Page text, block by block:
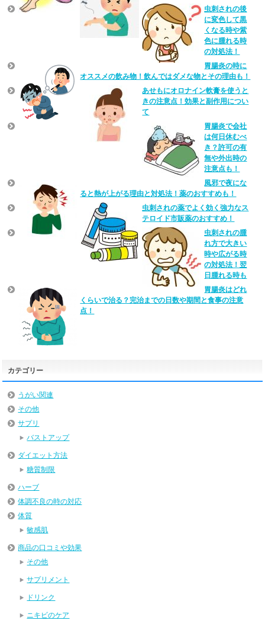
虫刺されの後
に変色して黒
くなる時や紫
色に腫れる時
の対処法！
胃腸炎の時に
オススメの飲み物！飲んではダメな物とその理由も！
あせもにオロナイン軟膏を使うと
きの注意点！効果と副作用につい
て
胃腸炎で会社
は何日休むべ
き？許可の有
無や外出時の
注意点も！
風邪で夜にな
ると熱が上がる理由と対処法！薬のおすすめも！
虫刺されの薬でよく効く強力なス
テロイド市販薬のおすすめ！
虫刺されの腫
れ方で大きい
時や広がる時
の対処法！翌
日腫れる時も
胃腸炎はどれ
くらいで治る？完治までの日数や期間と食事の注意
点！
カテゴリー
うがい関連
その他
サプリ
バストアップ
ダイエット方法
糖質制限
ハーブ
体調不良の時の対応
体質
敏感肌
商品の口コミや効果
その他
サプリメント
ドリンク
ニキビのケア